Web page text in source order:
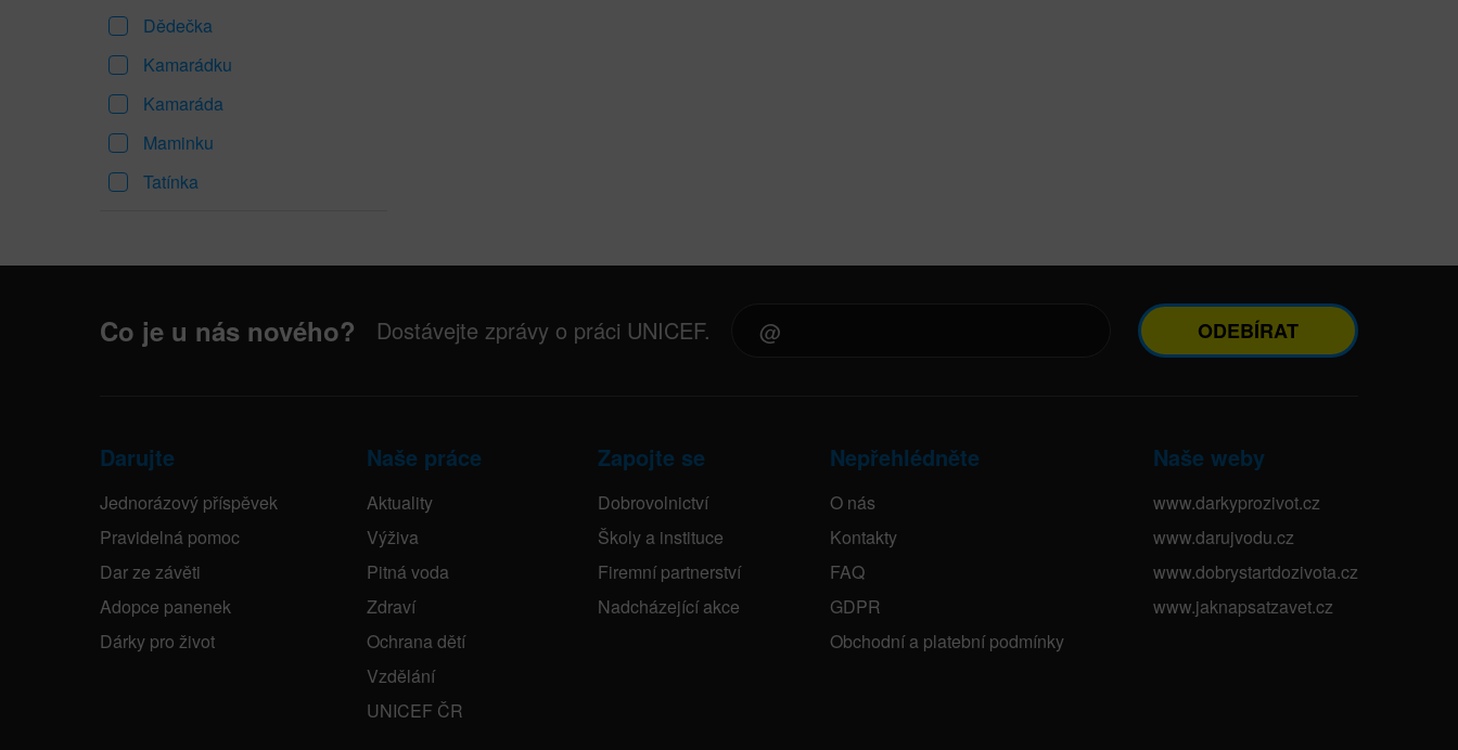
Dědečka
Kamarádku
Kamaráda
Maminku
Tatínka
Co je u nás nového? Dostávejte zprávy o práci UNICEF. ODEBÍRAT
Darujte
Jednorázový příspěvek
Pravidelná pomoc
Dar ze závěti
Adopce panenek
Dárky pro život
Naše práce
Aktuality
Výživa
Pitná voda
Zdraví
Ochrana dětí
Vzdělání
UNICEF ČR
Zapojte se
Dobrovolnictví
Školy a instituce
Firemní partnerství
Nadcházející akce
Nepřehlédněte
O nás
Kontakty
FAQ
GDPR
Obchodní a platební podmínky
Naše weby
www.darkyprozivot.cz
www.darujvodu.cz
www.dobrystartdozivota.cz
www.jaknapsatzavet.cz